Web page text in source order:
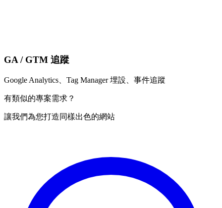
GA / GTM 追蹤
Google Analytics、Tag Manager 埋設、事件追蹤
有類似的專案需求？
讓我們為您打造同樣出色的網站